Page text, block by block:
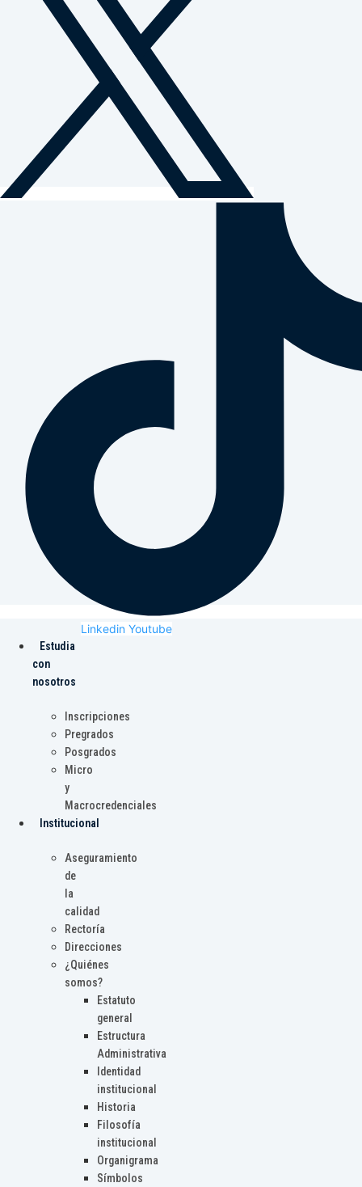
Linkedin Youtube
Estudia
con
nosotros
Inscripciones
Pregrados
Posgrados
Micro
y
Macrocredenciales
Institucional
Aseguramiento
de
la
calidad
Rectoría
Direcciones
¿Quiénes
somos?
Estatuto
general
Estructura
Administrativa
Identidad
institucional
Historia
Filosofía
institucional
Organigrama
Símbolos